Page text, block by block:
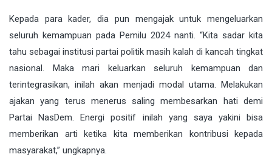
Kepada para kader, dia pun mengajak untuk mengeluarkan
seluruh kemampuan pada Pemilu 2024 nanti. “Kita sadar kita
tahu sebagai institusi partai politik masih kalah di kancah tingkat
nasional. Maka mari keluarkan seluruh kemampuan dan
terintegrasikan, inilah akan menjadi modal utama. Melakukan
ajakan yang terus menerus saling membesarkan hati demi
Partai NasDem. Energi positif inilah yang saya yakini bisa
memberikan arti ketika kita memberikan kontribusi kepada
masyarakat,” ungkapnya.